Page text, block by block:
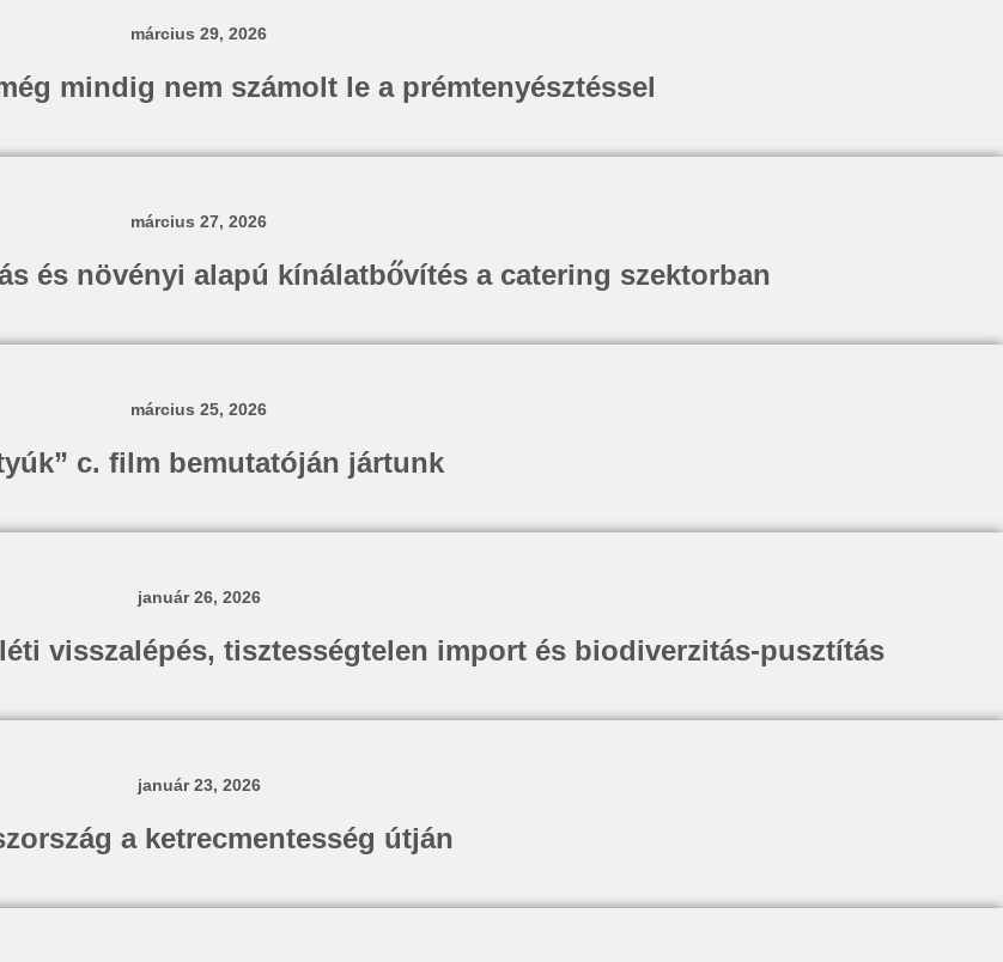
március 29, 2026
mindig nem számolt le a prémtenyésztéssel
március 27, 2026
és növényi alapú kínálatbővítés a catering szektorban
március 25, 2026
c. film bemutatóján jártunk
január 26, 2026
visszalépés, tisztességtelen import és biodiverzitás-pusztítás
január 23, 2026
a ketrecmentesség útján